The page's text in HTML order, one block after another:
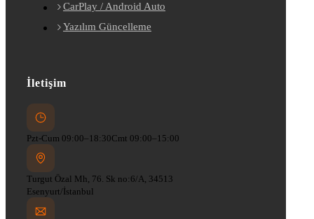
CarPlay / Android Auto
Yazılım Güncelleme
İletişim
Pzt-Cum 09:00–18:30Cmt 09:00–15:00
Turgut Özal Mh, 76. Sk no:6/A, 34513
Esenyurt/İstanbul